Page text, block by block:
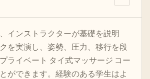
インストラクターが基礎を説明
を実演し、姿勢、圧力、移行を段
ライベート タイ式マッサージ コー
ができます。経験のある学生はよ